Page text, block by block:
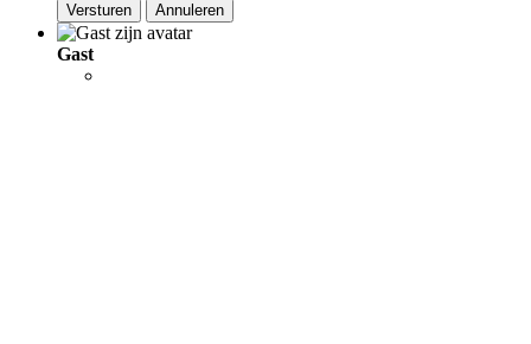
Versturen Annuleren
Gast